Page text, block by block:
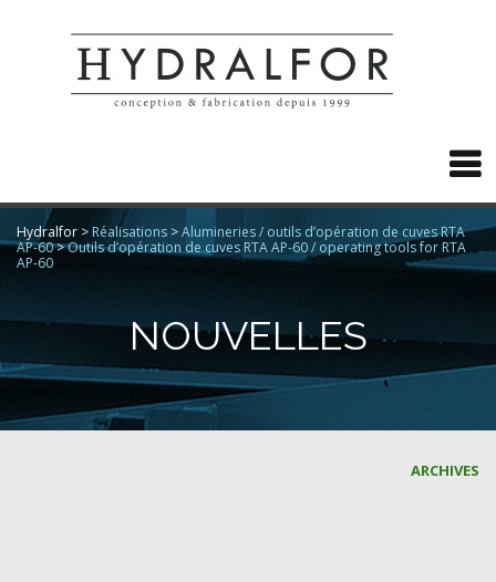

Hydralfor >Réalisations >Alumineries / outils d’opération de cuves RTA
AP-60>Outils d’opération de cuves RTA AP-60 / operating tools for RTA
AP-60
NOUVELLES
ARCHIVES